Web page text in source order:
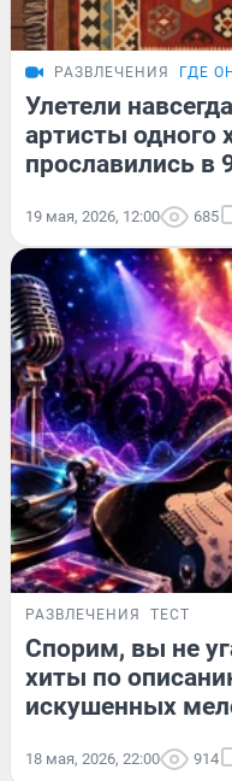
РАЗВЛЕЧЕНИЯ ГДЕ
Улетели
артисты одного
прославились в
19 мая, 2026, 12:00 685
РАЗВЛЕЧЕНИЯ ТЕСТ
Спорим, вы не
хиты по
искушенных
18 мая, 2026, 22:00 914